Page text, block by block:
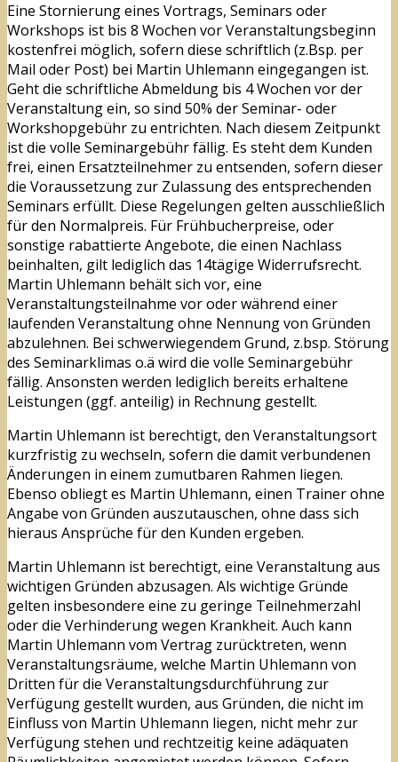
Eine Stornierung eines Vortrags, Seminars oder
Workshops ist bis 8 Wochen vor Veranstaltungsbeginn
kostenfrei möglich, sofern diese schriftlich (z.Bsp. per
Mail oder Post) bei Martin Uhlemann eingegangen ist.
Geht die schriftliche Abmeldung bis 4 Wochen vor der
Veranstaltung ein, so sind 50% der Seminar- oder
Workshopgebühr zu entrichten. Nach diesem Zeitpunkt
ist die volle Seminargebühr fällig. Es steht dem Kunden
frei, einen Ersatzteilnehmer zu entsenden, sofern dieser
die Voraussetzung zur Zulassung des entsprechenden
Seminars erfüllt. Diese Regelungen gelten ausschließlich
für den Normalpreis. Für Frühbucherpreise, oder
sonstige rabattierte Angebote, die einen Nachlass
beinhalten, gilt lediglich das 14tägige Widerrufsrecht.
Martin Uhlemann behält sich vor, eine
Veranstaltungsteilnahme vor oder während einer
laufenden Veranstaltung ohne Nennung von Gründen
abzulehnen. Bei schwerwiegendem Grund, z.bsp. Störung
des Seminarklimas o.ä wird die volle Seminargebühr
fällig. Ansonsten werden lediglich bereits erhaltene
Leistungen (ggf. anteilig) in Rechnung gestellt.
Martin Uhlemann ist berechtigt, den Veranstaltungsort
kurzfristig zu wechseln, sofern die damit verbundenen
Änderungen in einem zumutbaren Rahmen liegen.
Ebenso obliegt es Martin Uhlemann, einen Trainer ohne
Angabe von Gründen auszutauschen, ohne dass sich
hieraus Ansprüche für den Kunden ergeben.
Martin Uhlemann ist berechtigt, eine Veranstaltung aus
wichtigen Gründen abzusagen. Als wichtige Gründe
gelten insbesondere eine zu geringe Teilnehmerzahl
oder die Verhinderung wegen Krankheit. Auch kann
Martin Uhlemann vom Vertrag zurücktreten, wenn
Veranstaltungsräume, welche Martin Uhlemann von
Dritten für die Veranstaltungsdurchführung zur
Verfügung gestellt wurden, aus Gründen, die nicht im
Einfluss von Martin Uhlemann liegen, nicht mehr zur
Verfügung stehen und rechtzeitig keine adäquaten